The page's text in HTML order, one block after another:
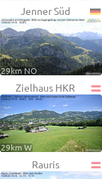
Jenner Süd
29km NO
Zielhaus HKR
29km W
Rauris